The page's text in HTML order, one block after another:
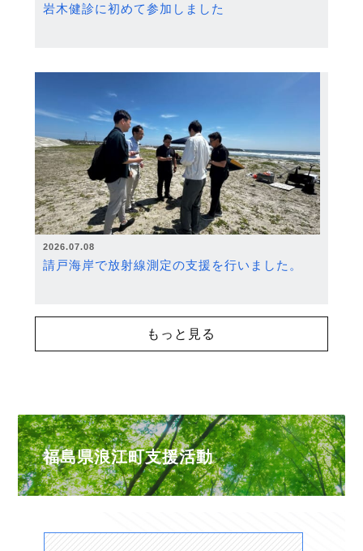
岩木健診に初めて参加しました
2026.07.08
請戸海岸で放射線測定の支援を行いました。
もっと見る
福島県浪江町支援活動